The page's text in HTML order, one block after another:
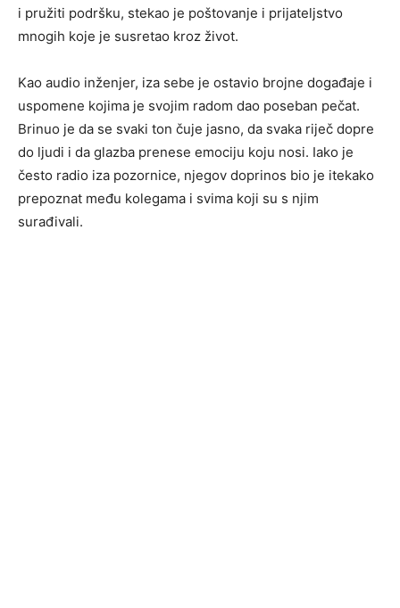
i pružiti podršku, stekao je poštovanje i prijateljstvo
mnogih koje je susretao kroz život.
Kao audio inženjer, iza sebe je ostavio brojne događaje i
uspomene kojima je svojim radom dao poseban pečat.
Brinuo je da se svaki ton čuje jasno, da svaka riječ dopre
do ljudi i da glazba prenese emociju koju nosi. Iako je
često radio iza pozornice, njegov doprinos bio je itekako
prepoznat među kolegama i svima koji su s njim
surađivali.